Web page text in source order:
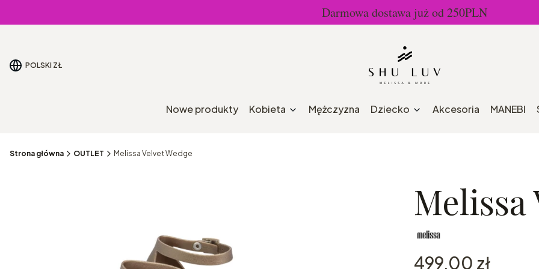
Darmowa dostawa już od 250PLN
POLSKI ZŁ
Nowe produkty Kobieta Mężczyzna Dziecko Akcesoria MANEBI
Strona główna OUTLET Melissa Velvet Wedge
Melissa
Cena
499,00 zł